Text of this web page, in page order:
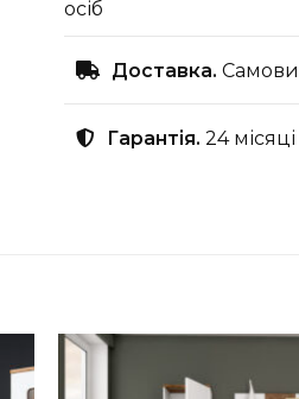
осіб
Доставка.
Гарантія. 24